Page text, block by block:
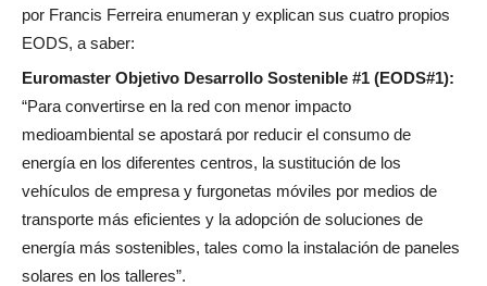
por Francis Ferreira enumeran y explican sus cuatro propios
EODS, a saber:
Euromaster Objetivo Desarrollo Sostenible #1 (EODS#1):
“Para convertirse en la red con menor impacto
medioambiental se apostará por reducir el consumo de
energía en los diferentes centros, la sustitución de los
vehículos de empresa y furgonetas móviles por medios de
transporte más eficientes y la adopción de soluciones de
energía más sostenibles, tales como la instalación de paneles
solares en los talleres”.